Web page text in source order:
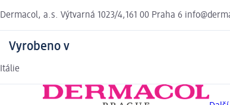
Dermacol, a.s. Výtvarná 1023/4,161 00 Praha 6
Vyrobeno v
Itálie